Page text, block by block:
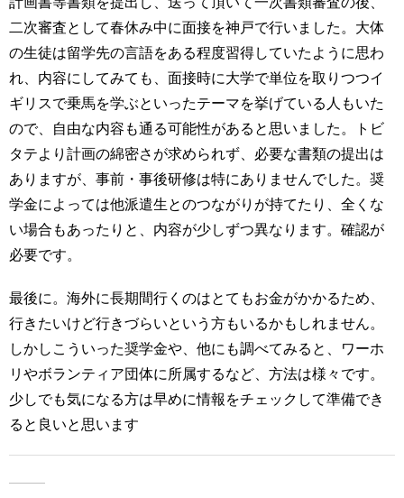
二次審査として春休み中に面接を神戸で行いました。大体
の生徒は留学先の言語をある程度習得していたように思わ
れ、内容にしてみても、面接時に大学で単位を取りつつイ
ギリスで乗馬を学ぶといったテーマを挙げている人もいた
ので、自由な内容も通る可能性があると思いました。トビ
タテより計画の綿密さが求められず、必要な書類の提出は
ありますが、事前・事後研修は特にありませんでした。奨
学金によっては他派遣生とのつながりが持てたり、全くな
い場合もあったりと、内容が少しずつ異なります。確認が
必要です。
最後に。海外に長期間行くのはとてもお金がかかるため、
行きたいけど行きづらいという方もいるかもしれません。
しかしこういった奨学金や、他にも調べてみると、ワーホ
リやボランティア団体に所属するなど、方法は様々です。
少しでも気になる方は早めに情報をチェックして準備でき
ると良いと思います